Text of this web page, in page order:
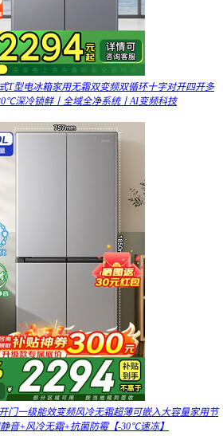
T型电冰箱家用无霜双变频双循环十字对开四开多
深冷锁鲜丨全域全净系统丨AI变频科技
门一级能效变频风冷无霜超薄可嵌入大容量家用节
音+风冷无霜+抗菌防霉【-30℃速冻】